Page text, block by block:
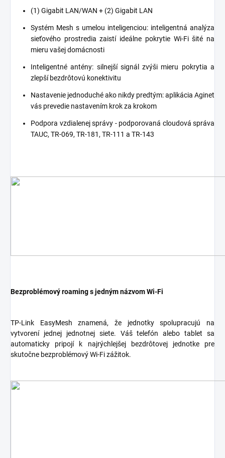
(1) Gigabit LAN/WAN + (2) Gigabit LAN
Systém Mesh s umelou inteligenciou: inteligentná analýza
sieťového prostredia zaistí ideálne pokrytie Wi-Fi šité na
mieru vašej domácnosti
Inteligentné antény: silnejší signál zvýši mieru pokrytia a
zlepší bezdrôtovú konektivitu
Nastavenie jednoduché ako nikdy predtým: aplikácia Aginet
vás prevedie nastavením krok za krokom
Podpora vzdialenej správy - podporovaná cloudová správa
TAUC, TR-069, TR-181, TR-111 a TR-143
Bezproblémový roaming s jedným názvom Wi-Fi
TP-Link EasyMesh znamená, že jednotky spolupracujú na
vytvorení jednej jednotnej siete. Váš telefón alebo tablet sa
automaticky pripojí k najrýchlejšej bezdrôtovej jednotke pre
skutočne bezproblémový Wi-Fi zážitok.